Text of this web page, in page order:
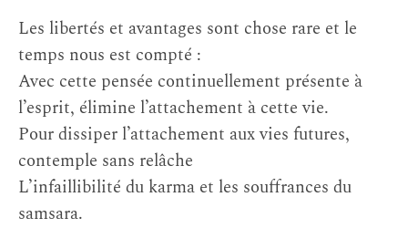
Les libertés et avantages sont chose rare et le
temps nous est compté :
Avec cette pensée continuellement présente à
l’esprit, élimine l’attachement à cette vie.
Pour dissiper l’attachement aux vies futures,
contemple sans relâche
L’infaillibilité du karma et les souffrances du
samsara.